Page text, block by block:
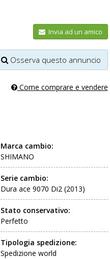
Invia ad un amico
Osserva questo annuncio
Come comprare e vendere
Marca cambio:
SHIMANO
Serie cambio:
Dura ace 9070 Di2 (2013)
Stato conservativo:
Perfetto
Tipologia spedizione:
Spedizione world